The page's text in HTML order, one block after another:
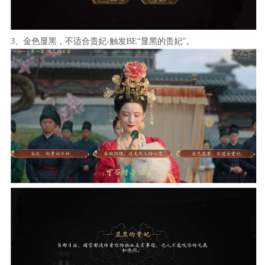
3、金色显黑，不适合贵妃-触发BE“显黑的贵妃”。